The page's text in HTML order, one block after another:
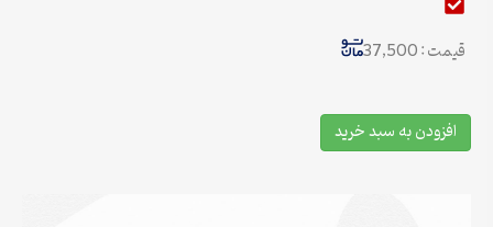
قیمت : 37,500
افزودن به سبد خرید